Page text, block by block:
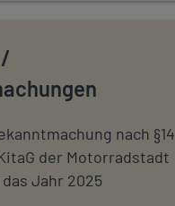
nach §14
der Motorradstadt
Jahr 2025